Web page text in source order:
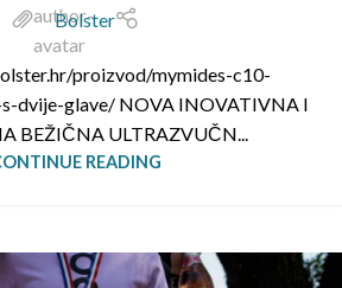
Bolster
proizvod/mymides-c10-
dvije-glave/ NOVA INOVATIVNA I
BEŽIČNA ULTRAZVUČN...
READING